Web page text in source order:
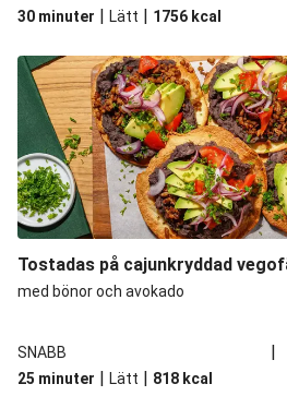
30 minuter | Lätt | 1756 kcal
Tostadas på cajunkryddad
med bönor och avokado
SNABB |
25 minuter | Lätt | 818 kcal